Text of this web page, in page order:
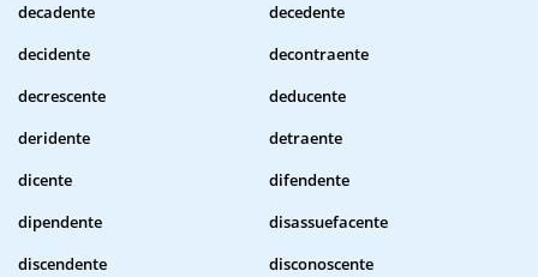
decadente
decedente
decidente
decontraente
decrescente
deducente
deridente
detraente
dicente
difendente
dipendente
disassuefacente
discendente
disconoscente